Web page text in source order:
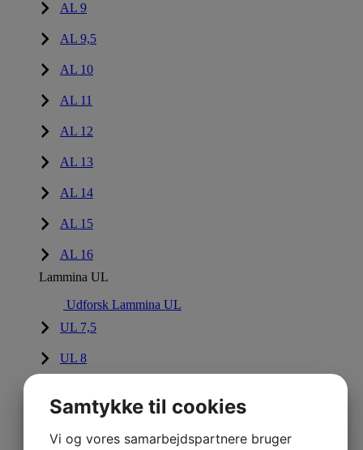
AL 9
AL 9,5
AL 10
AL 11
AL 12
AL 13
AL 14
AL 15
AL 16
Lammina UL
Udforsk Lammina UL
UL 7,5
UL 8
AB Rider
Samtykke til cookies
Vi og vores samarbejdspartnere bruger